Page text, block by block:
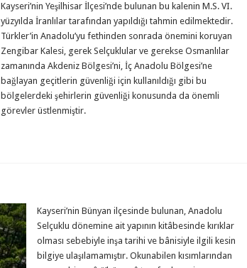
Kayseri’nin Yeşilhisar İlçesi’nde bulunan bu kalenin M.S. VI.
yüzyılda İranlılar tarafından yapıldığı tahmin edilmektedir.
Türkler’in Anadolu’yu fethinden sonrada önemini koruyan
Zengibar Kalesi, gerek Selçuklular ve gerekse Osmanlılar
zamanında Akdeniz Bölgesi’ni, İç Anadolu Bölgesi’ne
bağlayan geçitlerin güvenliği için kullanıldığı gibi bu
bölgelerdeki şehirlerin güvenliği konusunda da önemli
görevler üstlenmiştir.
Kayseri’nin Bünyan ilçesinde bulunan, Anadolu
Selçuklu dönemine ait yapının kitâbesinde kırıklar
olması sebebiyle inşa tarihi ve bânisiyle ilgili kesin
bilgiye ulaşılamamıştır. Okunabilen kısımlarından